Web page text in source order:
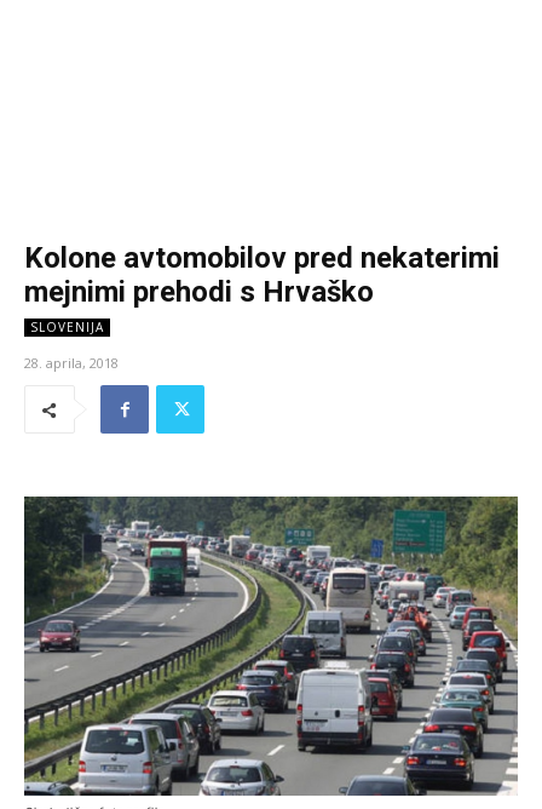
Kolone avtomobilov pred nekaterimi
mejnimi prehodi s Hrvaško
SLOVENIJA
28. aprila, 2018